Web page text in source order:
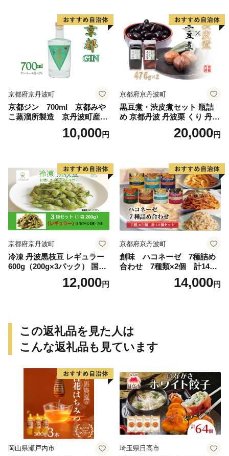
京都府京丹波町
京都ジン 700ml 京都みや
こ蒸溜所製造 京丹波町産
スピリッツ GIN10,000円
京都府京丹波町
黒豆煮・渋皮煮セット 瓶詰
め 京都丹波 丹波栗 くり 丹波
20,000円
京都府京丹波町
冷凍 丹波黒枝豆 レギュラー
600g（200g×3パック） 国産
京都 丹波 黒豆 えだまめ ビー
ル おつまみ ※北海道・沖
12,000円
京都府京丹波町
創味 ハコネーゼ 7種詰め
合わせ 7種類×2個 計14個
セット 【パスタソース 食べ
比べ スパゲッティ レトルト
14,000円
この返礼品を見た人は
こんな返礼品も見ています
岡山県瀬戸内市 埼玉県日高市